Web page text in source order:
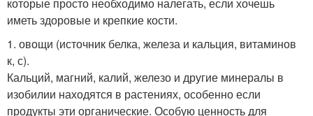
иметь здоровые и крепкие кости.
1. овощи (источник белка, железа и кальция, витаминов
к, с).
Кальций, магний, калий, железо и другие минералы в
изобилии находятся в растениях, особенно если
продукты эти органические. Особую ценность для